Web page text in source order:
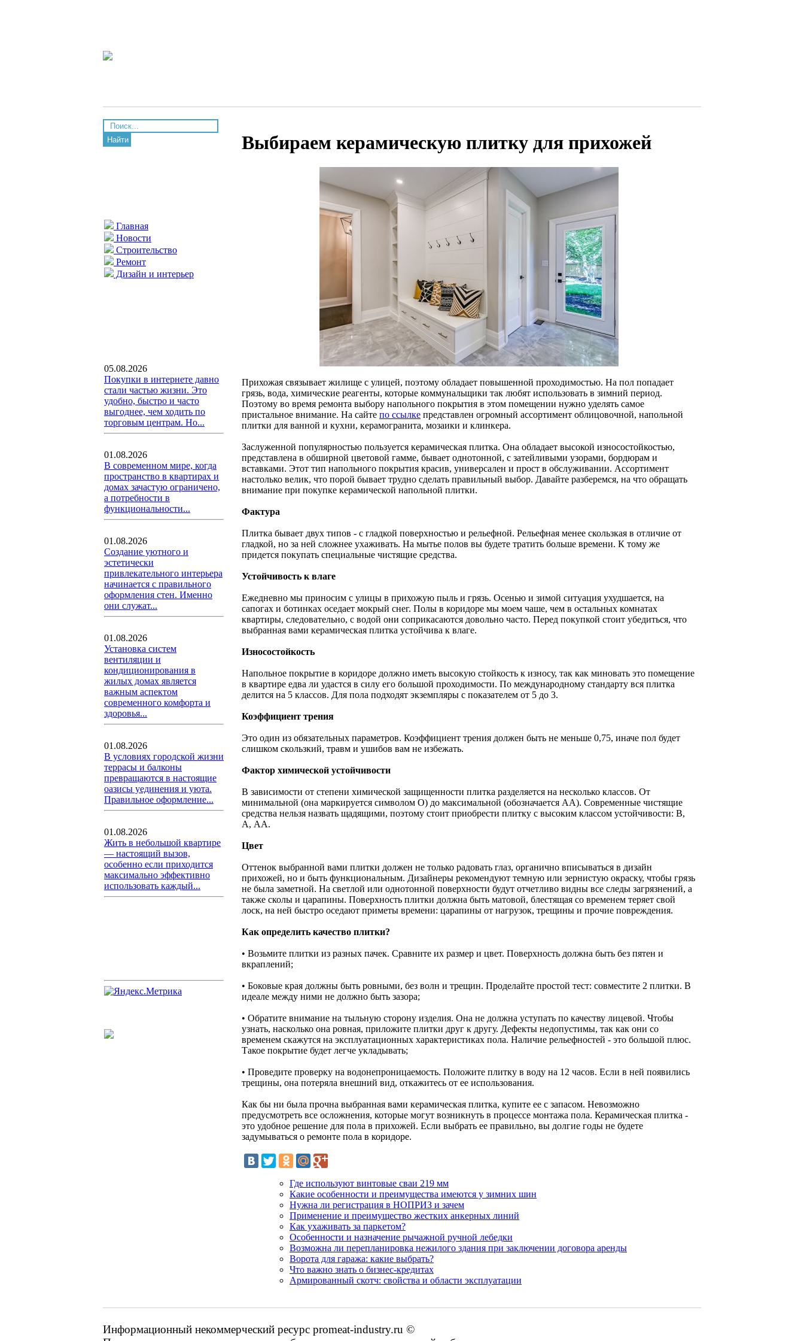
Найти
Главная
Новости
Строительство
Ремонт
Дизайн и интерьер
05.08.2026
Покупки в интернете давно
стали частью жизни. Это
удобно, быстро и часто
выгоднее, чем ходить по
торговым центрам. Но...
01.08.2026
В современном мире, когда
пространство в квартирах и
домах зачастую ограничено,
а потребности в
функциональности...
01.08.2026
Создание уютного и
эстетически
привлекательного интерьера
начинается с правильного
оформления стен. Именно
они служат...
01.08.2026
Установка систем
вентиляции и
кондиционирования в
жилых домах является
важным аспектом
современного комфорта и
здоровья...
01.08.2026
В условиях городской жизни
террасы и балконы
превращаются в настоящие
оазисы уединения и уюта.
Правильное оформление...
01.08.2026
Жить в небольшой квартире
— настоящий вызов,
особенно если приходится
максимально эффективно
использовать каждый...
Выбираем керамическую плитку для прихожей
Прихожая связывает жилище с улицей, поэтому обладает повышенной проходимостью. На пол попадает
грязь, вода, химические реагенты, которые коммунальщики так любят использовать в зимний период.
Поэтому во время ремонта выбору напольного покрытия в этом помещении нужно уделять самое
пристальное внимание. На сайте по ссылке представлен огромный ассортимент облицовочной, напольной
плитки для ванной и кухни, керамогранита, мозаики и клинкера.
Заслуженной популярностью пользуется керамическая плитка. Она обладает высокой износостойкостью,
представлена в обширной цветовой гамме, бывает однотонной, с затейливыми узорами, бордюрам и
вставками. Этот тип напольного покрытия красив, универсален и прост в обслуживании. Ассортимент
настолько велик, что порой бывает трудно сделать правильный выбор. Давайте разберемся, на что обращать
внимание при покупке керамической напольной плитки.
Фактура
Плитка бывает двух типов - с гладкой поверхностью и рельефной. Рельефная менее скользкая в отличие от
гладкой, но за ней сложнее ухаживать. На мытье полов вы будете тратить больше времени. К тому же
придется покупать специальные чистящие средства.
Устойчивость к влаге
Ежедневно мы приносим с улицы в прихожую пыль и грязь. Осенью и зимой ситуация ухудшается, на
сапогах и ботинках оседает мокрый снег. Полы в коридоре мы моем чаше, чем в остальных комнатах
квартиры, следовательно, с водой они соприкасаются довольно часто. Перед покупкой стоит убедиться, что
выбранная вами керамическая плитка устойчива к влаге.
Износостойкость
Напольное покрытие в коридоре должно иметь высокую стойкость к износу, так как миновать это помещение
в квартире едва ли удастся в силу его большой проходимости. По международному стандарту вся плитка
делится на 5 классов. Для пола подходят экземпляры с показателем от 5 до 3.
Коэффициент трения
Это один из обязательных параметров. Коэффициент трения должен быть не меньше 0,75, иначе пол будет
слишком скользкий, травм и ушибов вам не избежать.
Фактор химической устойчивости
В зависимости от степени химической защищенности плитка разделяется на несколько классов. От
минимальной (она маркируется символом О) до максимальной (обозначается АА). Современные чистящие
средства нельзя назвать щадящими, поэтому стоит приобрести плитку с высоким классом устойчивости: В,
А, АА.
Цвет
Оттенок выбранной вами плитки должен не только радовать глаз, органично вписываться в дизайн
прихожей, но и быть функциональным. Дизайнеры рекомендуют темную или зернистую окраску, чтобы грязь
не была заметной. На светлой или однотонной поверхности будут отчетливо видны все следы загрязнений, а
также сколы и царапины. Поверхность плитки должна быть матовой, блестящая со временем теряет свой
лоск, на ней быстро оседают приметы времени: царапины от нагрузок, трещины и прочие повреждения.
Как определить качество плитки?
• Возьмите плитки из разных пачек. Сравните их размер и цвет. Поверхность должна быть без пятен и
вкраплений;
• Боковые края должны быть ровными, без волн и трещин. Проделайте простой тест: совместите 2 плитки. В
идеале между ними не должно быть зазора;
• Обратите внимание на тыльную сторону изделия. Она не должна уступать по качеству лицевой. Чтобы
узнать, насколько она ровная, приложите плитки друг к другу. Дефекты недопустимы, так как они со
временем скажутся на эксплуатационных характеристиках пола. Наличие рельефностей - это большой плюс.
Такое покрытие будет легче укладывать;
• Проведите проверку на водонепроницаемость. Положите плитку в воду на 12 часов. Если в ней появились
трещины, она потеряла внешний вид, откажитесь от ее использования.
Как бы ни была прочна выбранная вами керамическая плитка, купите ее с запасом. Невозможно
предусмотреть все осложнения, которые могут возникнуть в процессе монтажа пола. Керамическая плитка -
это удобное решение для пола в прихожей. Если выбрать ее правильно, вы долгие годы не будете
задумываться о ремонте пола в коридоре.
Где используют винтовые сваи 219 мм
Какие особенности и преимущества имеются у зимних шин
Нужна ли регистрация в НОПРИЗ и зачем
Применение и преимущество жестких анкерных линий
Как ухаживать за паркетом?
Особенности и назначение рычажной ручной лебедки
Возможна ли перепланировка нежилого здания при заключении договора аренды
Ворота для гаража: какие выбрать?
Что важно знать о бизнес-кредитах
Армированный скотч: свойства и области эксплуатации
Информационный некоммерческий ресурс promeat-industry.ru ©